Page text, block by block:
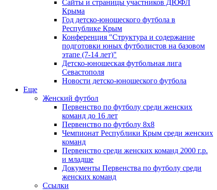
Сайты и страницы участников ДЮФЛ
Крыма
Год детско-юношеского футбола в
Республике Крым
Конференция "Структура и содержание
подготовки юных футболистов на базовом
этапе (7-14 лет)"
Детско-юношеская футбольная лига
Севастополя
Новости детско-юношеского футбола
Еще
Женский футбол
Первенство по футболу среди женских
команд до 16 лет
Первенство по футболу 8х8
Чемпионат Республики Крым среди женских
команд
Первенство среди женских команд 2000 г.р.
и младше
Документы Первенства по футболу среди
женских команд
Ссылки